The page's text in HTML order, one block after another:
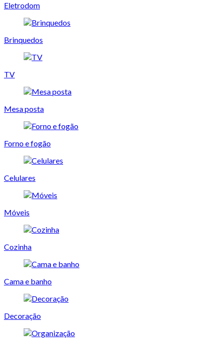
Eletrodom
Brinquedos
TV
Mesa posta
Forno e fogão
Celulares
Móveis
Cozinha
Cama e banho
Decoração